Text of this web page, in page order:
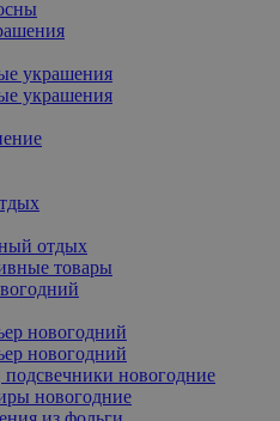
украшения
украшения
отдых
товары
новогодний
новогодний
новогодние
новогодние